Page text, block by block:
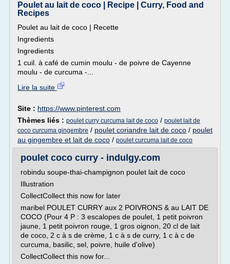
Poulet au lait de coco | Recipe | Curry, Food and
Recipes
Poulet au lait de coco | Recette
Ingredients
Ingredients
1 cuil. à café de cumin moulu - de poivre de Cayenne
moulu - de curcuma -...
Lire la suite
Site : https://www.pinterest.com
Thèmes liés : poulet curry curcuma lait de coco / poulet lait de
coco curcuma gingembre / poulet coriandre lait de coco / poulet
au gingembre et lait de coco / poulet curcuma lait de coco
poulet coco curry - indulgy.com
robindu soupe-thai-champignon poulet lait de coco
Illustration
CollectCollect this now for later
maribel POULET CURRY aux 2 POIVRONS & au LAIT DE
COCO (Pour 4 P : 3 escalopes de poulet, 1 petit poivron
jaune, 1 petit poivron rouge, 1 gros oignon, 20 cl de lait
de coco, 2 c à s de crème, 1 c à s de curry, 1 c à c de
curcuma, basilic, sel, poivre, huile d'olive)
CollectCollect this now for...